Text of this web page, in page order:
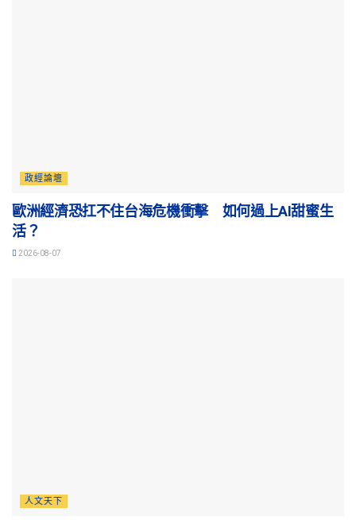
政經論壇
歐洲經濟恐扛不住台海危機衝擊 如何過上AI甜蜜生
活？
2026-08-07
人文天下